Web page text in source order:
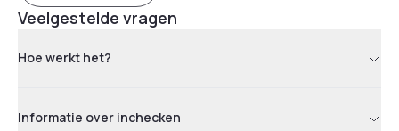
Veelgestelde vragen
Hoe werkt het?
Informatie over inchecken